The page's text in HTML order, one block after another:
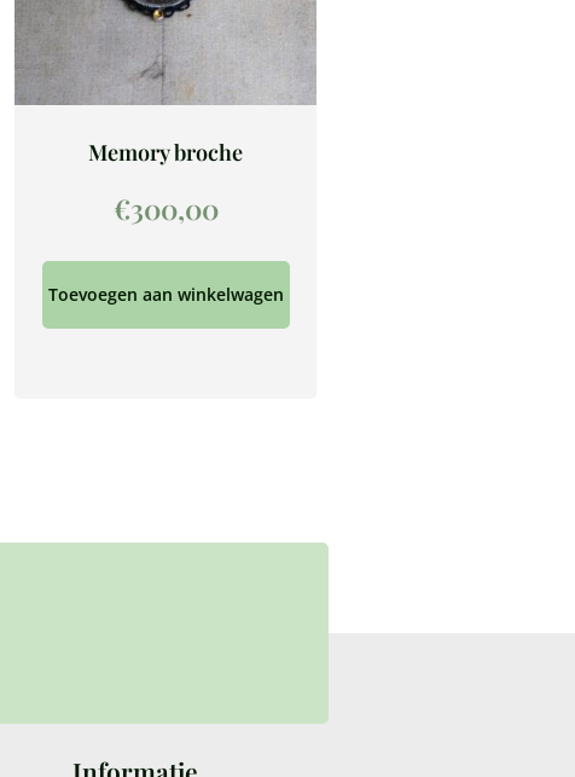
Memory broche
€300,00
Toevoegen aan winkelwagen